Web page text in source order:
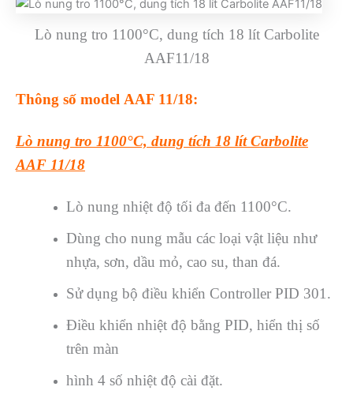
Lò nung tro 1100°C, dung tích 18 lít Carbolite
AAF11/18
Thông số model AAF 11/18:
Lò nung tro 1100°C, dung tích 18 lít Carbolite
AAF 11/18
Lò nung nhiệt độ tối đa đến 1100°C.
Dùng cho nung mẫu các loại vật liệu như
nhựa, sơn, dầu mỏ, cao su, than đá.
Sử dụng bộ điều khiển Controller PID 301.
Điều khiển nhiệt độ bằng PID, hiển thị số
trên màn
hình 4 số nhiệt độ cài đặt.